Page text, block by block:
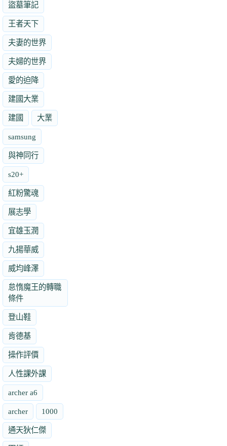
盜墓筆記
王者天下
夫妻的世界
夫婦的世界
愛的迫降
建國大業
建國 大業
samsung
與神同行
s20+
紅粉驚魂
展志學
宜雄玉潤
九揚華威
威均峰澤
怠惰魔王的轉職
條件
登山鞋
肯德基
操作評價
人性課外課
archer a6
archer 1000
通天狄仁傑